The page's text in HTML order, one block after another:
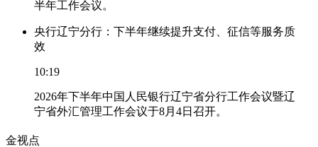
半年工作会议。
央行辽宁分行：下半年继续提升支付、征信等服务质
效
10:19
2026年下半年中国人民银行辽宁省分行工作会议暨辽
宁省外汇管理工作会议于8月4日召开。
金视点